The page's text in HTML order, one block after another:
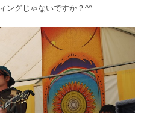
ングじゃないですか？^^